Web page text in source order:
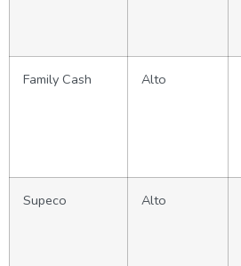
Family Cash Alto
Supeco Alto